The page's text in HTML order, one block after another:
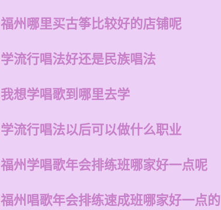
福州哪里买古筝比较好的店铺呢
学流行唱法好还是民族唱法
我想学唱歌到哪里去学
学流行唱法以后可以做什么职业
福州学唱歌年会排练班哪家好一点呢
福州唱歌年会排练速成班哪家好一点的